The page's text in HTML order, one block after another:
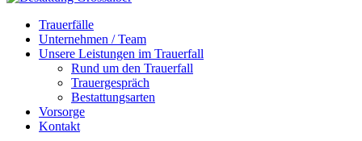
Trauerfälle
Unternehmen / Team
Unsere Leistungen im Trauerfall
Rund um den Trauerfall
Trauergespräch
Bestattungsarten
Vorsorge
Kontakt